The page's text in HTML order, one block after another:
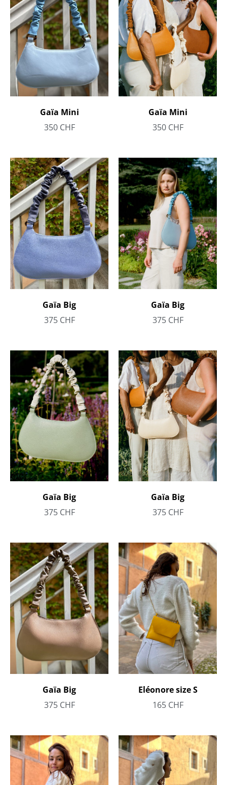
Gaïa Mini
350 CHF
Gaïa Mini
350 CHF
Gaïa Big
375 CHF
Gaïa Big
375 CHF
Gaïa Big
375 CHF
Gaïa Big
375 CHF
Gaïa Big
375 CHF
Eléonore size S
165 CHF